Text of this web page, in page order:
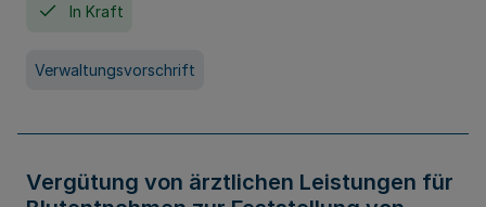
In Kraft
Verwaltungsvorschrift
Vergütung von ärztlichen Leistungen für